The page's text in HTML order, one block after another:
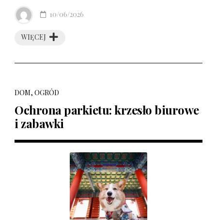
WIĘCEJ
10/06/2026
DOM, OGRÓD
Ochrona parkietu: krzesło biurowe
i zabawki